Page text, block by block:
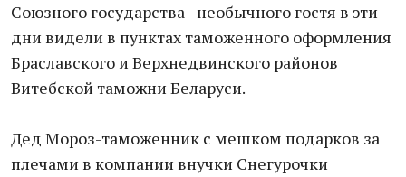
Союзного государства - необычного гостя в эти
дни видели в пунктах таможенного оформления
Браславского и Верхнедвинского районов
Витебской таможни Беларуси.
Дед Мороз-таможенник с мешком подарков за
плечами в компании внучки Снегурочки